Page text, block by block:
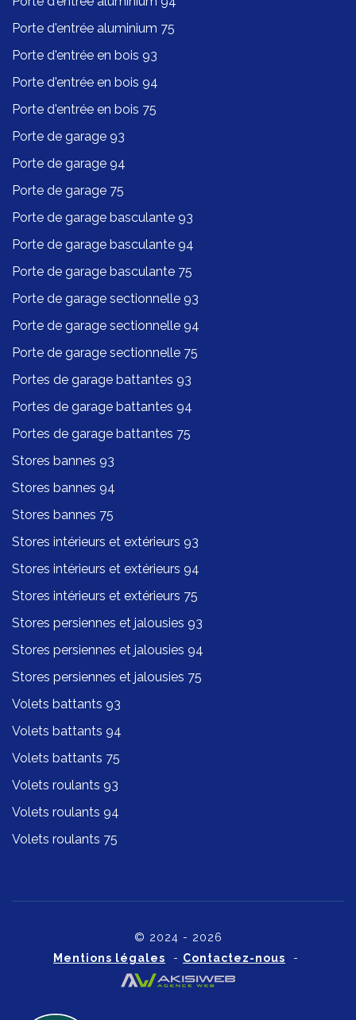
Porte d'entrée aluminium 75
Porte d'entrée en bois 93
Porte d'entrée en bois 94
Porte d'entrée en bois 75
Porte de garage 93
Porte de garage 94
Porte de garage 75
Porte de garage basculante 93
Porte de garage basculante 94
Porte de garage basculante 75
Porte de garage sectionnelle 93
Porte de garage sectionnelle 94
Porte de garage sectionnelle 75
Portes de garage battantes 93
Portes de garage battantes 94
Portes de garage battantes 75
Stores bannes 93
Stores bannes 94
Stores bannes 75
Stores intérieurs et extérieurs 93
Stores intérieurs et extérieurs 94
Stores intérieurs et extérieurs 75
Stores persiennes et jalousies 93
Stores persiennes et jalousies 94
Stores persiennes et jalousies 75
Volets battants 93
Volets battants 94
Volets battants 75
Volets roulants 93
Volets roulants 94
Volets roulants 75
© 2024 - 2026
Mentions légales - Contactez-nous -